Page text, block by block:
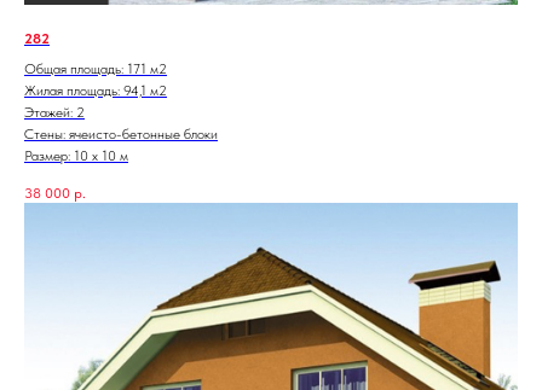
282
Общая площадь: 171 м2
Жилая площадь: 94,1 м2
Этажей: 2
Стены: ячеисто-бетонные блоки
Размер: 10 х 10 м
38 000 р.